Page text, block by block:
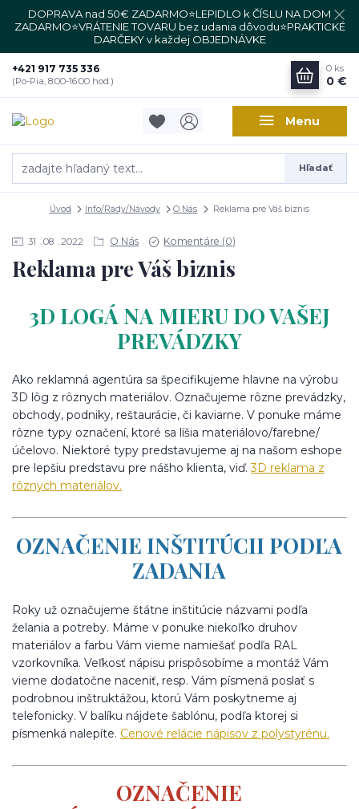
DOPRAVA nad 50€ ZADARMO⭐LEPIDLO k ČÍSLU NA DOM
ZADARMO⭐VRÁTENIE TOVARU bez udania dôvodu⭐PRAKTICKÉ
DARČEKY v každej OBJEDNÁVKE
Menu
Hľadať
+421 917 735 336
(Po-Pia, 8:00-16:00 hod.)
0 ks
0 €
Úvod Info/Rady/Návody O Nás Reklama pre Váš biznis
31 08 2022 O Nás Komentáre (0)
Reklama pre Váš biznis
3D LOGÁ NA MIERU DO VAŠEJ
PREVÁDZKY
Ako reklamná agentúra sa špecifikujeme hlavne na výrobu
3D lôg z rôznych materiálov. Označujeme rôzne prevádzky,
obchody, podniky, reštaurácie, či kaviarne. V ponuke máme
rôzne typy označení, ktoré sa líšia materiálovo/farebne/
účelovo. Niektoré typy predstavujeme aj na našom eshope
pre lepšiu predstavu pre nášho klienta, viď.3D reklama z
rôznych materiálov.
OZNAČENIE INŠTITÚCII PODĽA
ZADANIA
Roky už označujeme štátne inštitúcie názvami podľa
želania a potreby. Máme v ponuke niekoľko druhov
materiálov a farbu Vám vieme namiešať podľa RAL
vzorkovníka. Veľkosť nápisu prispôsobíme a montáž Vám
vieme dodatočne naceniť, resp. Vám písmená poslať s
podrobnou inštruktážou, ktorú Vám poskytneme aj
telefonicky. V balíku nájdete šablónu, podľa ktorej si
písmenká nalepíte. Cenové relácie nápisov z polystyrénu.
OZNAČENIE